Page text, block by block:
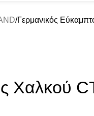
Γερμανικός
Χαλκού